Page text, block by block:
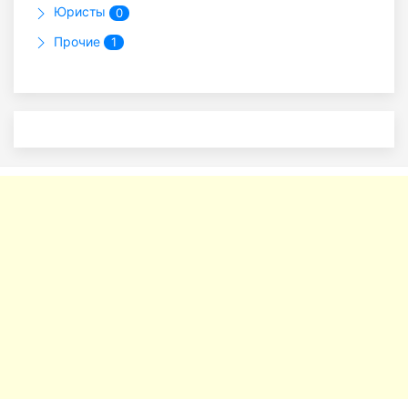
Юристы 0
Прочие 1